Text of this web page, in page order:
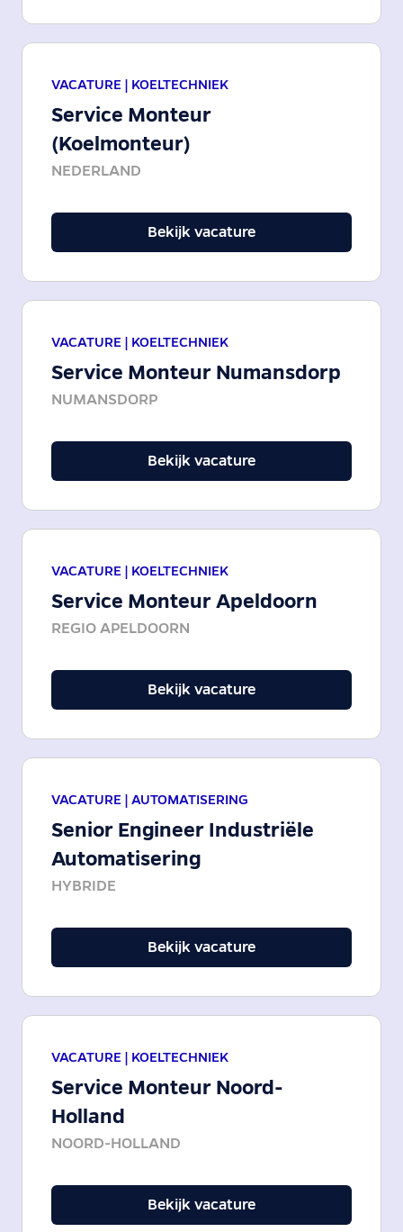
VACATURE | KOELTECHNIEK
Service Monteur
(Koelmonteur)
NEDERLAND
Bekijk vacature
VACATURE | KOELTECHNIEK
Service Monteur Numansdorp
NUMANSDORP
Bekijk vacature
VACATURE | KOELTECHNIEK
Service Monteur Apeldoorn
REGIO APELDOORN
Bekijk vacature
VACATURE | AUTOMATISERING
Senior Engineer Industriële
Automatisering
HYBRIDE
Bekijk vacature
VACATURE | KOELTECHNIEK
Service Monteur Noord-
Holland
NOORD-HOLLAND
Bekijk vacature